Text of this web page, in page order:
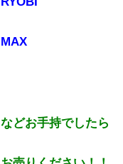
MAX
などお手持でしたら